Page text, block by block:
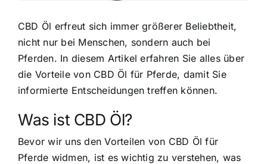
CBD Öl erfreut sich immer größerer Beliebtheit,
nicht nur bei Menschen, sondern auch bei
Pferden. In diesem Artikel erfahren Sie alles über
die Vorteile von CBD Öl für Pferde, damit Sie
informierte Entscheidungen treffen können.
Was ist CBD Öl?
Bevor wir uns den Vorteilen von CBD Öl für
Pferde widmen, ist es wichtig zu verstehen, was